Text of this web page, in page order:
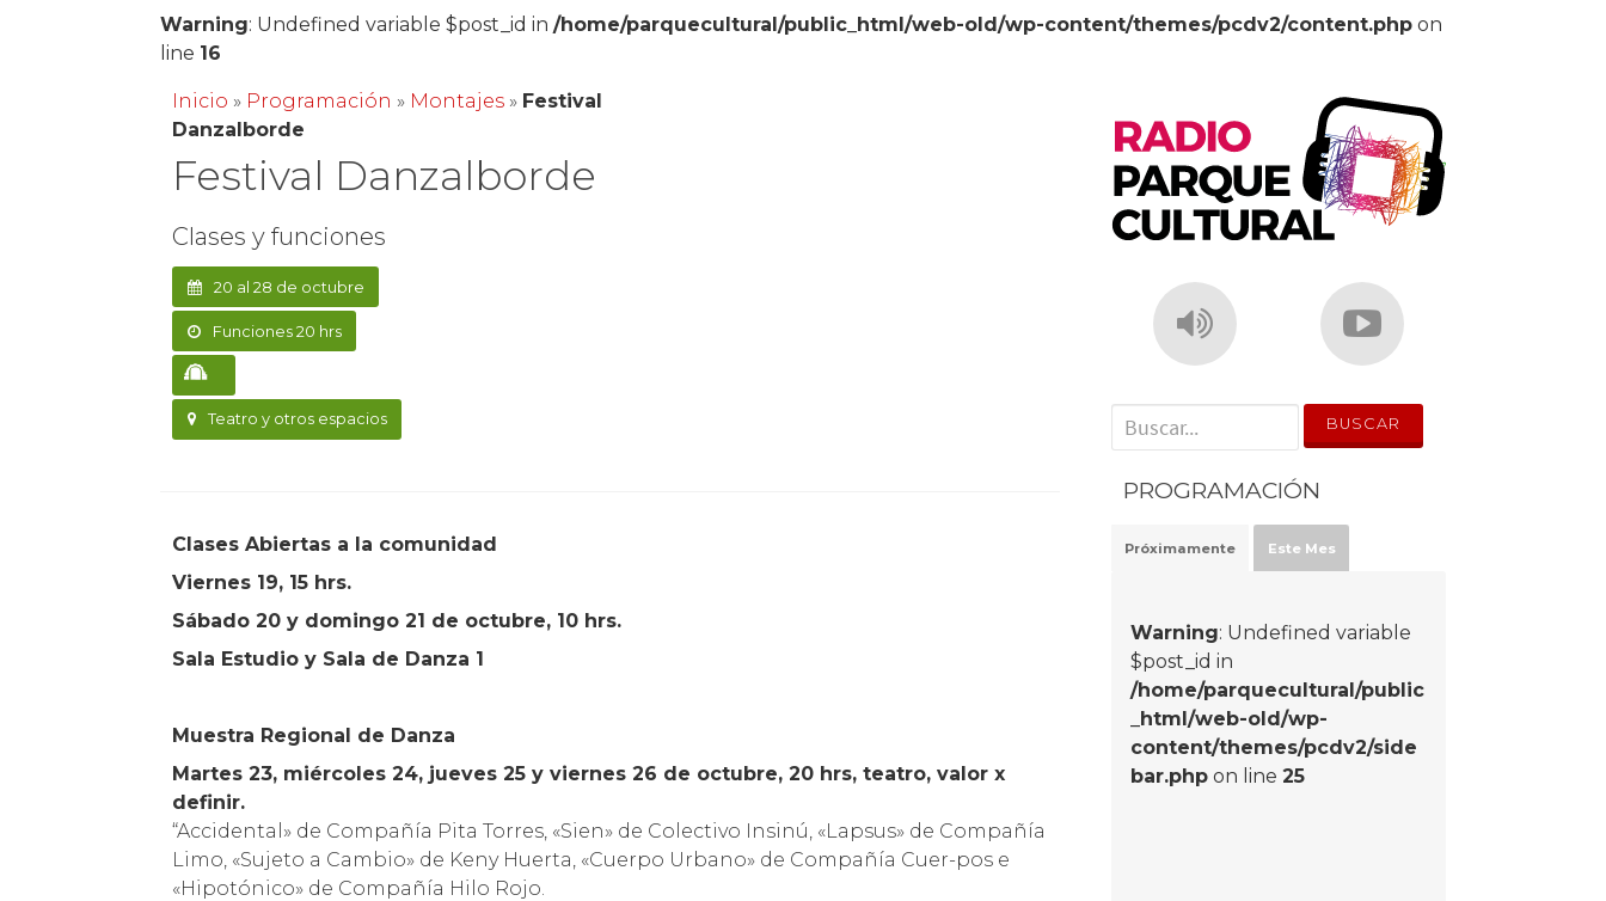
Warning: Undefined variable $post_id in/home/parquecultural/public_html/web-old/wp-content/themes/pcdv2/content.php on
line 16
Inicio » Programación » Montajes » Festival
Danzalborde
Festival Danzalborde
Clases y funciones
20 al 28 de octubre
Funciones 20 hrs
Teatro y otros espacios
Clases Abiertas a la comunidad
Viernes 19, 15 hrs.
Sábado 20 y domingo 21 de octubre, 10 hrs.
Sala Estudio y Sala de Danza 1
Muestra Regional de Danza
Martes 23, miércoles 24, jueves 25 y viernes 26 de octubre, 20 hrs, teatro, valor x
definir.
“Accidental» de Compañía Pita Torres, «Sien» de Colectivo Insinú, «Lapsus» de Compañía
Limo, «Sujeto a Cambio» de Keny Huerta, «Cuerpo Urbano» de Compañía Cuer-pos e
«Hipotónico» de Compañía Hilo Rojo.
' . __('Search for:') . '
PROGRAMACIÓN
Próximamente Este Mes
Warning: Undefined variable
$post_id in
/home/parquecultural/public
_html/web-old/wp-
content/themes/pcdv2/side
bar.php on line25